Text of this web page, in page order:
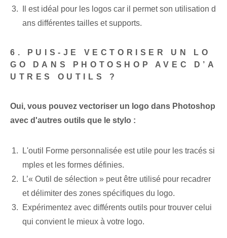
Il est idéal pour les logos car il permet son utilisation d
ans différentes tailles et supports.
6. PUIS-JE VECTORISER UN LO
GO DANS PHOTOSHOP AVEC D’A
UTRES OUTILS ?
Oui, vous pouvez vectoriser un logo dans Photoshop
avec d'autres outils que le stylo :
L'outil Forme personnalisée est utile pour les tracés si
mples et les formes définies.
L’« Outil de sélection » peut être utilisé pour recadrer
et délimiter des zones spécifiques du logo.
Expérimentez avec différents outils pour trouver celui
qui convient le mieux à votre logo.